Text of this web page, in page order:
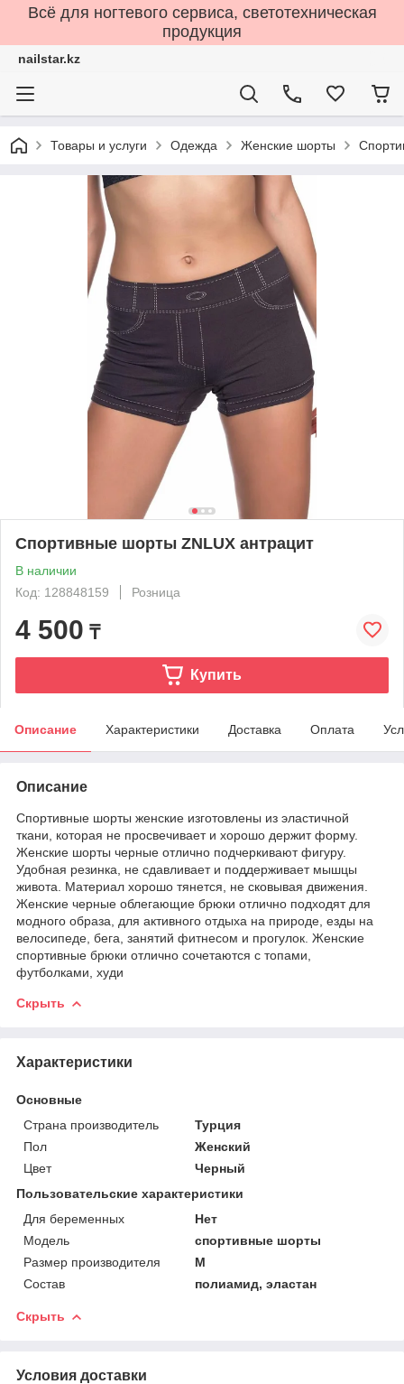
Всё для ногтевого сервиса, светотехническая
продукция
nailstar.kz
Товары и услуги Одежда Женские шорты
Спортивные шорты ZNLUX антрацит
В наличии
Код: 128848159
Розница
4 500 ₸
Купить
Описание Характеристики Доставка Оплата
Описание
Спортивные шорты женские изготовлены из эластичной
ткани, которая не просвечивает и хорошо держит форму.
Женские шорты черные отлично подчеркивают фигуру.
Удобная резинка, не сдавливает и поддерживает мышцы
живота. Материал хорошо тянется, не сковывая движения.
Женские черные облегающие брюки отлично подходят для
модного образа, для активного отдыха на природе, езды на
велосипеде, бега, занятий фитнесом и прогулок. Женские
спортивные брюки отлично сочетаются с топами,
футболками, худи
Скрыть
Характеристики
Основные
Страна производитель
Турция
Пол
Женский
Цвет
Черный
Пользовательские характеристики
Для беременных
Нет
Модель
спортивные шорты
Размер производителя
М
Состав
полиамид, эластан
Скрыть
Условия доставки